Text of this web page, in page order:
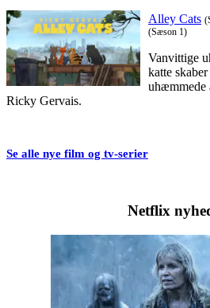
Alley Cats
(Sæson 1)
Vanvittige
katte
uhæmmede
Ricky Gervais.
Se alle nye film og tv-serier
Netflix